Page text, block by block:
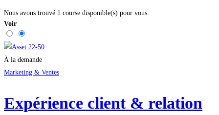
Nous avons trouvé 1 course disponible(s) pour vous.
Voir
À la demande
Marketing & Ventes
Expérience client & relation